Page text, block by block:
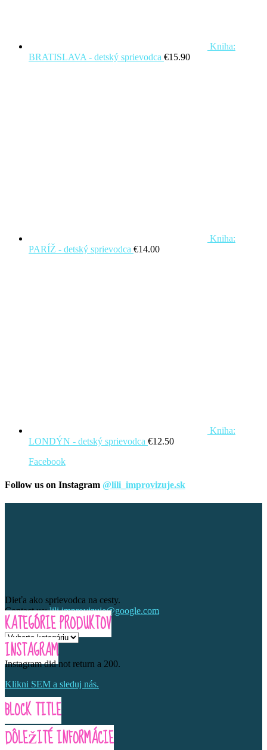
Kniha:
BRATISLAVA - detský sprievodca €15.90
Kniha:
PARÍŽ - detský sprievodca €14.00
Kniha:
LONDÝN - detský sprievodca €12.50
Facebook
Follow us on Instagram @lili_improvizuje.sk
Dieťa ako sprievodca na cesty.
Contact us:lili.improvizuje@google.com
KATEGÓRIE PRODUKTOV
INSTAGRAM
Instagram did not return a 200.
Klikni SEM a sleduj nás.
BLOCK TITLE
DÔLEŽITÉ INFORMÁCIE